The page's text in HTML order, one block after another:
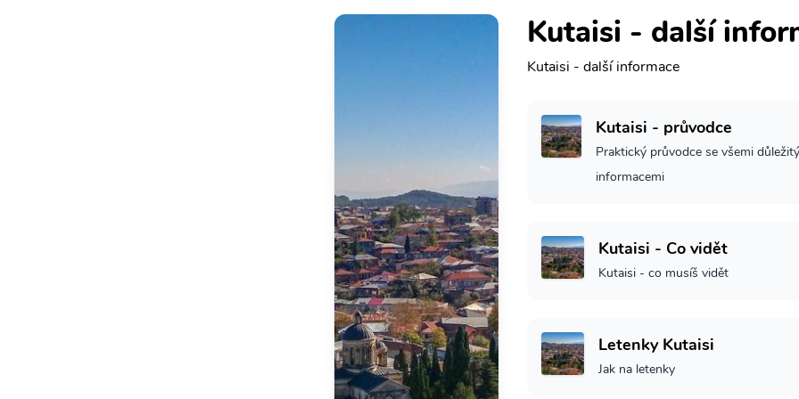
Kutaisi - další
Kutaisi - další informace
Kutaisi - průvodce
Praktický průvodce se všemi
informacemi
Kutaisi - Co vidět
Kutaisi - co musíš vidět
Letenky Kutaisi
Jak na letenky